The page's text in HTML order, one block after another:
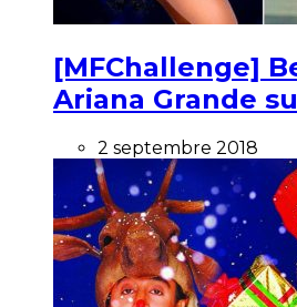
[MFChallenge]
Ariana Grande
2 septembre 2018